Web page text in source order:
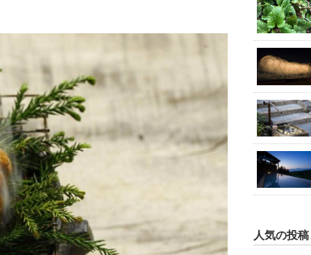
人気の投